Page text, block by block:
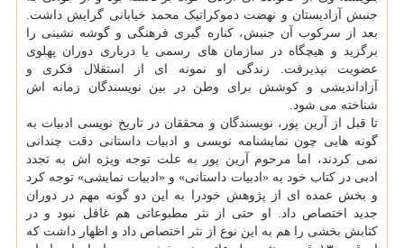
جنبش آزادیستان و نهضت دموکراتیک محمد خیابانی گرایش داشت.
بعد از سرکوب آن جنبش، کناره گیری فرهنگی و گوشه نشینی را
برگزید و هیچگاه در سازمان های رسمی یا درباری دوران پهلوی
عضویت نپذیرفت. زندگی او نمونه ای از استقلال فکری و
آزاداندیشی و کوشش برای وطن در بین نویسندگان زمانه اش
شناخته می شود.
تا قبل از آرین پور، نویسندگان و محققان در تاریخ نویسی ادبیات به
گونه هایی چون نمایشنامه نویسی و ادبیات داستانی دقت چندانی
نمی کردند، اما مرحوم آرین پور به علت توجه ویژه اش به تجدد
ادبی در کتاب خود به «ادبیات داستانی» و «ادبیات نمایشی» توجه کرد
و بخش عمده ای از پژوهش خودرا به این دو گونه مهم در دوران
جدید اختصاص داد. او حتی از نثر مطبوعاتی هم غافل نبود و در
کتابش بخشی را هم به این نوع از نثر اختصاص داد و اظهار داشت که